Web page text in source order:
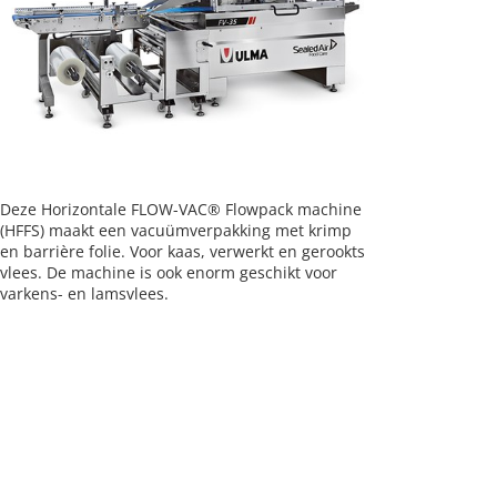
Deze Horizontale FLOW-VAC® Flowpack machine
(HFFS) maakt een vacuümverpakking met krimp
en barrière folie. Voor kaas, verwerkt en gerookts
vlees. De machine is ook enorm geschikt voor
varkens- en lamsvlees.